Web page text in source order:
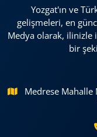
Yozgat'ın ve
gelişmeleri, en
Medya olarak, ilinizle
bir
Medrese